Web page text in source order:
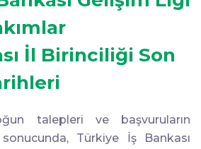
İl Birinciliği Son
talepleri ve başvuruların
Türkiye İş Bankası